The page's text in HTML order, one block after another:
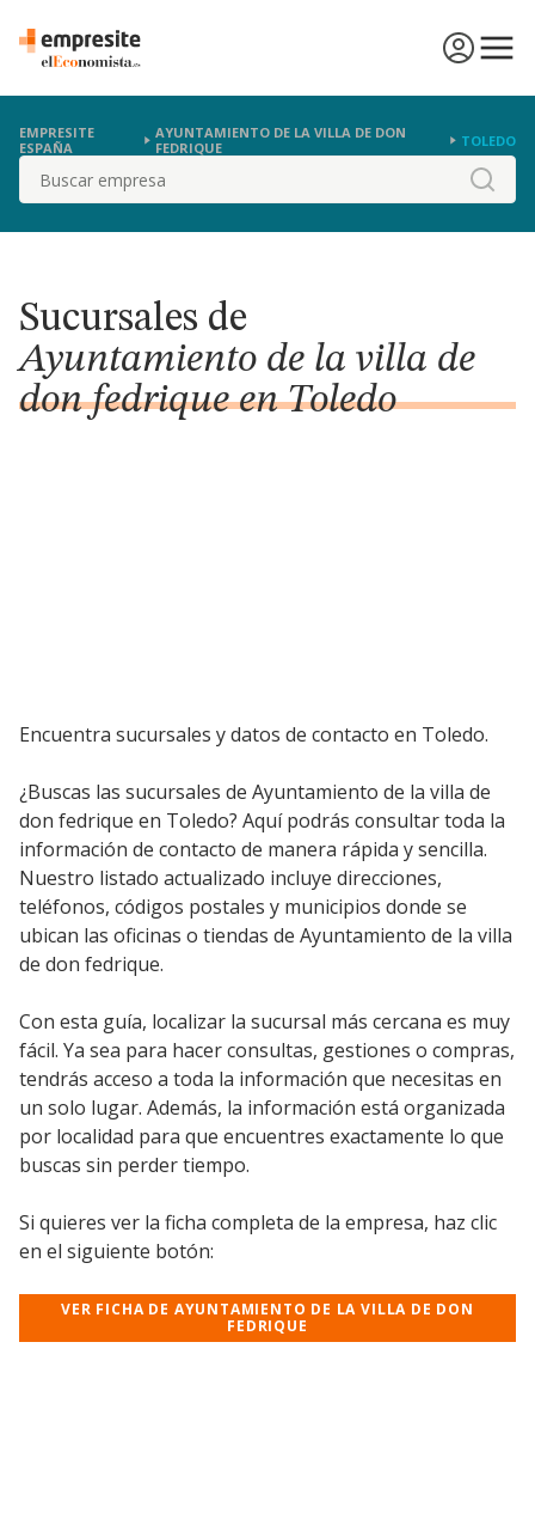
EMPRESITE
ESPAÑA
AYUNTAMIENTO DE LA VILLA DE DON
FEDRIQUE
TOLEDO
Buscar
Sucursales de
Ayuntamiento de la villa de
don fedrique en Toledo
Encuentra sucursales y datos de contacto en Toledo.
¿Buscas las sucursales de Ayuntamiento de la villa de
don fedrique en Toledo? Aquí podrás consultar toda la
información de contacto de manera rápida y sencilla.
Nuestro listado actualizado incluye direcciones,
teléfonos, códigos postales y municipios donde se
ubican las oficinas o tiendas de Ayuntamiento de la villa
de don fedrique.
Con esta guía, localizar la sucursal más cercana es muy
fácil. Ya sea para hacer consultas, gestiones o compras,
tendrás acceso a toda la información que necesitas en
un solo lugar. Además, la información está organizada
por localidad para que encuentres exactamente lo que
buscas sin perder tiempo.
Si quieres ver la ficha completa de la empresa, haz clic
en el siguiente botón:
VER FICHA DE AYUNTAMIENTO DE LA VILLA DE DON
FEDRIQUE